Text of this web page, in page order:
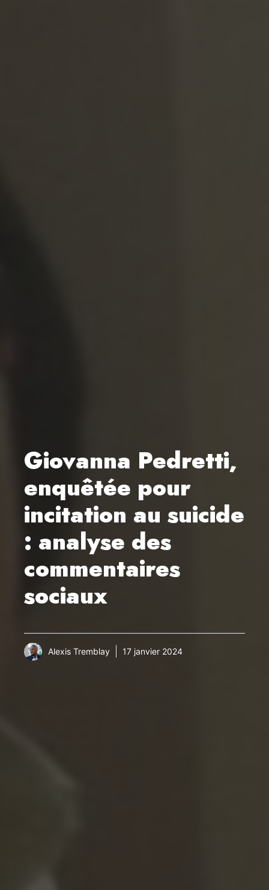
Giovanna Pedretti,
enquêtée pour
incitation au suicide
: analyse des
commentaires
sociaux
Alexis Tremblay 17 janvier 2024